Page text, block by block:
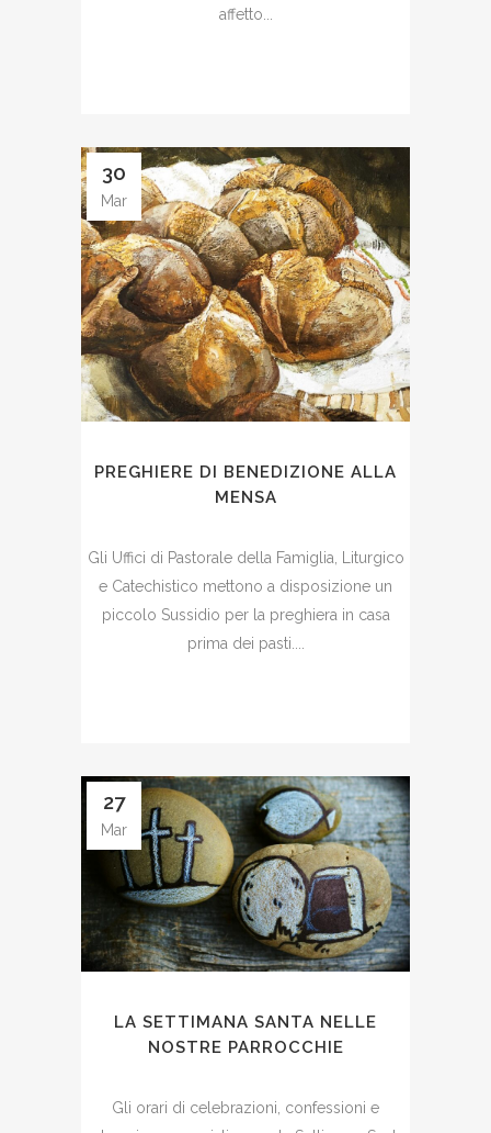
affetto...
30
Mar
PREGHIERE DI BENEDIZIONE ALLA
MENSA
Gli Uffici di Pastorale della Famiglia, Liturgico
e Catechistico mettono a disposizione un
piccolo Sussidio per la preghiera in casa
prima dei pasti....
27
Mar
LA SETTIMANA SANTA NELLE
NOSTRE PARROCCHIE
Gli orari di celebrazioni, confessioni e